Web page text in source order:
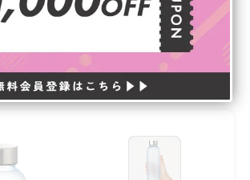
印刷映えするのも嬉しいポイントです。